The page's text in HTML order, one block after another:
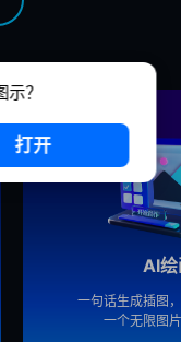
AI
一句话生成插图
一个无限图
示？
打开